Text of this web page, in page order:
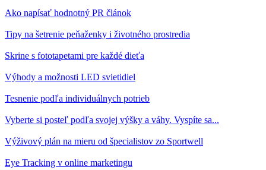
Ako napísať hodnotný PR článok
Tipy na šetrenie peňaženky i životného prostredia
Skrine s fototapetami pre každé dieťa
Výhody a možnosti LED svietidiel
Tesnenie podľa individuálnych potrieb
Vyberte si posteľ podľa svojej výšky a váhy. Vyspíte sa...
Výživový plán na mieru od špecialistov zo Sportwell
Eye Tracking v online marketingu